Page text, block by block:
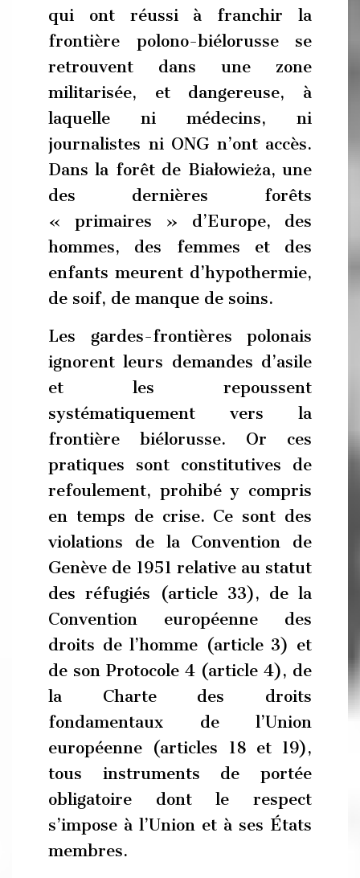
qui ont réussi à franchir la
frontière polono-biélorusse se
retrouvent dans une zone
militarisée, et dangereuse, à
laquelle ni médecins, ni
journalistes ni ONG n’ont accès.
Dans la forêt de Białowieża, une
des dernières forêts
« primaires » d’Europe, des
hommes, des femmes et des
enfants meurent d’hypothermie,
de soif, de manque de soins.
Les gardes-frontières polonais
ignorent leurs demandes d’asile
et les repoussent
systématiquement vers la
frontière biélorusse. Or ces
pratiques sont constitutives de
refoulement, prohibé y compris
en temps de crise. Ce sont des
violations de la Convention de
Genève de 1951 relative au statut
des réfugiés (article 33), de la
Convention européenne des
droits de l’homme (article 3) et
de son Protocole 4 (article 4), de
la Charte des droits
fondamentaux de l’Union
européenne (articles 18 et 19),
tous instruments de portée
obligatoire dont le respect
s’impose à l’Union et à ses États
membres.